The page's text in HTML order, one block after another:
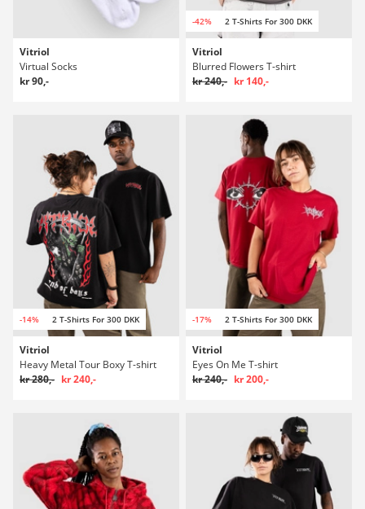
Vitriol
Virtual Socks
kr 90,-
-42% 2 T-Shirts For 300 DKK
Vitriol
Blurred Flowers T-shirt
kr 240,- kr 140,-
-14% 2 T-Shirts For 300 DKK
Vitriol
Heavy Metal Tour Boxy T-shirt
kr 280,- kr 240,-
-17% 2 T-Shirts For 300 DKK
Vitriol
Eyes On Me T-shirt
kr 240,- kr 200,-